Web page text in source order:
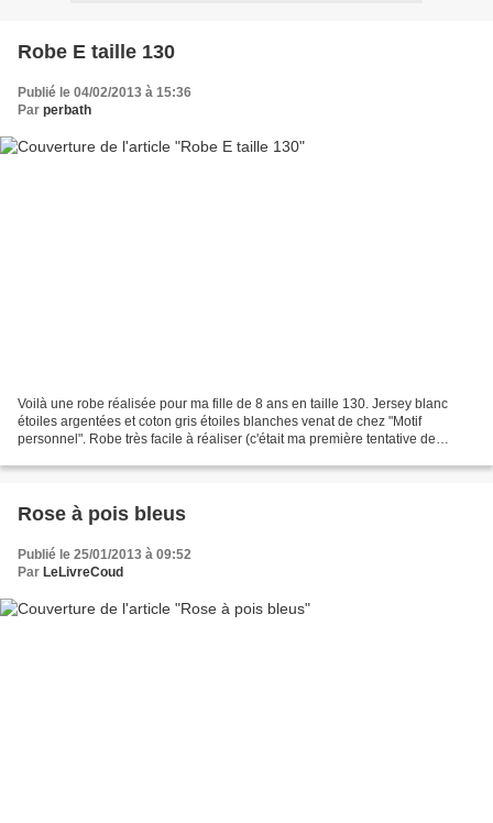
Robe E taille 130
Publié le 04/02/2013 à 15:36
Par perbath
Voilà une robe réalisée pour ma fille de 8 ans en taille 130. Jersey blanc
étoiles argentées et coton gris étoiles blanches venat de chez "Motif
personnel". Robe très facile à réaliser (c'était ma première tentative de
Rose à pois bleus
Publié le 25/01/2013 à 09:52
Par LeLivreCoud